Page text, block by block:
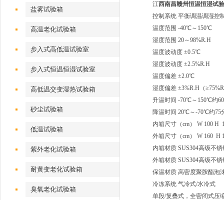
盐雾试验箱
高温老化试验箱
步入式高低温试验室
步入式恒温恒湿试验室
高低温交变湿热试验箱
砂尘试验箱
低温试验箱
紫外老化试验箱
耐黄变老化试验箱
臭氧老化试验箱
江西南昌赣州恒温恒湿试
控制系统 平衡调温调湿控
温度范围 -40℃～150℃
湿度范围 20～98%R.H
温度波动度 ±0.5℃
湿度波动度 ±2.5%R.H
温度偏差 ±2.0℃
湿度偏差 ±3%R.H（
升温时间 -70℃～150℃约
降温时间 20℃～-70℃约75
内箱尺寸（cm） W 100 H
外箱尺寸（cm） W 160 H
内箱材质 SUS304高级不
外箱材质 SUS304高级不
保温材质 高密度聚胺酯泡
冷冻系统 气冷式/水冷式
单段/复叠式，全密闭式压